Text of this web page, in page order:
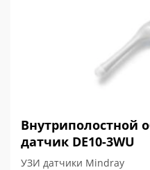
Внутриполостной
датчик DE10-3WU
УЗИ датчики Mindray